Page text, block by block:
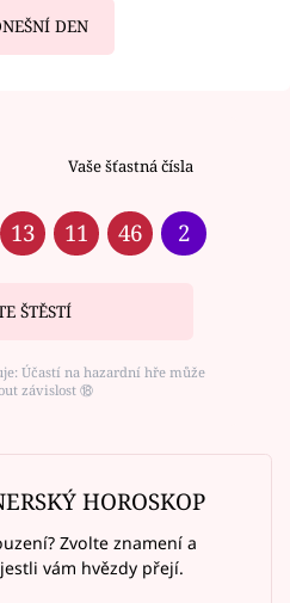
DEN
Vaše šťastná čísla
13 11 46 2
ŠTĚSTÍ
Účastí na hazardní hře může
závislost ⑱
HOROSKOP
Zvolte znamení a
vám hvězdy přejí.